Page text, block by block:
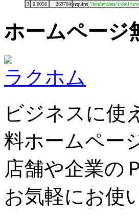
3
0.0056 269704 require( '/home/users/1/drc1/
ホームページ
ラクホム
ビジネスに使
料ホームペー
店舗や企業の
お気軽にお使